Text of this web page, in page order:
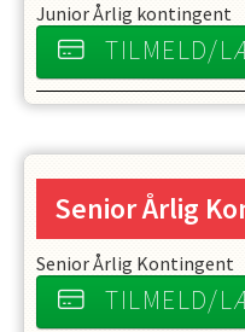
Junior Årlig kontingent
TILMELD/
Senior Årlig
Senior Årlig Kontingent
TILMELD/